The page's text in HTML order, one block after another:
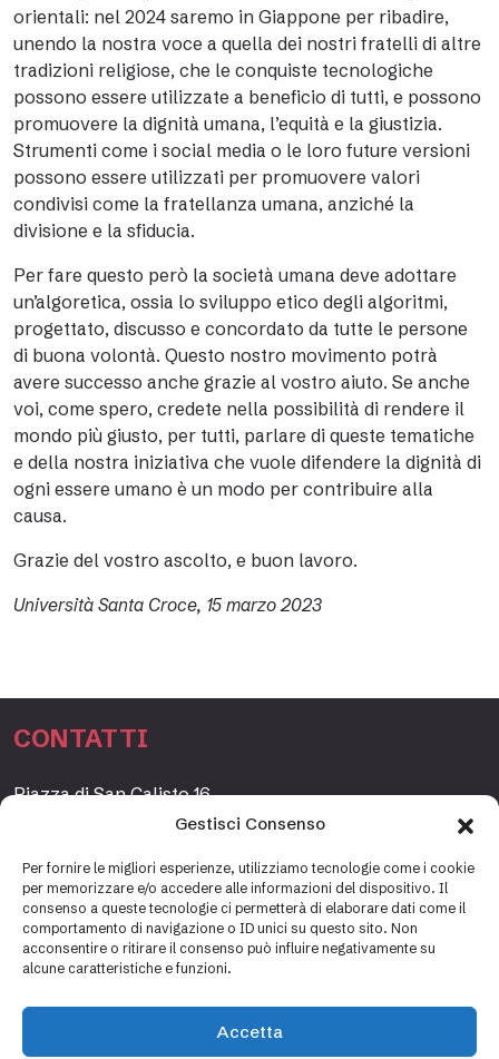
Gestisci Consenso
Per fornire le migliori esperienze, utilizziamo tecnologie come i cookie
per memorizzare e/o accedere alle informazioni del dispositivo. Il
consenso a queste tecnologie ci permetterà di elaborare dati come il
comportamento di navigazione o ID unici su questo sito. Non
acconsentire o ritirare il consenso può influire negativamente su
alcune caratteristiche e funzioni.
Accetta
orientali: nel 2024 saremo in Giappone per ribadire,
unendo la nostra voce a quella dei nostri fratelli di altre
tradizioni religiose, che le conquiste tecnologiche
possono essere utilizzate a beneficio di tutti, e possono
promuovere la dignità umana, l’equità e la giustizia.
Strumenti come i social media o le loro future versioni
possono essere utilizzati per promuovere valori
condivisi come la fratellanza umana, anziché la
divisione e la sfiducia.
Per fare questo però la società umana deve adottare
un’algoretica, ossia lo sviluppo etico degli algoritmi,
progettato, discusso e concordato da tutte le persone
di buona volontà. Questo nostro movimento potrà
avere successo anche grazie al vostro aiuto. Se anche
voi, come spero, credete nella possibilità di rendere il
mondo più giusto, per tutti, parlare di queste tematiche
e della nostra iniziativa che vuole difendere la dignità di
ogni essere umano è un modo per contribuire alla
causa.
Grazie del vostro ascolto, e buon lavoro.
Università Santa Croce, 15 marzo 2023
CONTATTI
Piazza di San Calisto 16,
www.fondazioneetagrande.org
SEGRETERIA
info@fondazioneetagrande.it